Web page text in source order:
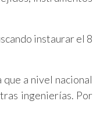
instaurar el 8
a nivel nacional
ingenierías. Por